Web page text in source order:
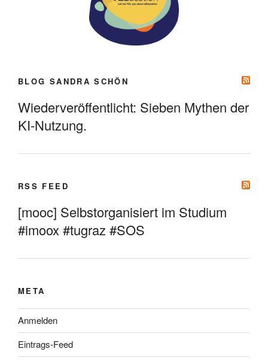
BLOG SANDRA SCHÖN
Wiederveröffentlicht: Sieben Mythen der
KI-Nutzung.
RSS FEED
[mooc] Selbstorganisiert im Studium
#imoox #tugraz #SOS
META
Anmelden
Eintrags-Feed